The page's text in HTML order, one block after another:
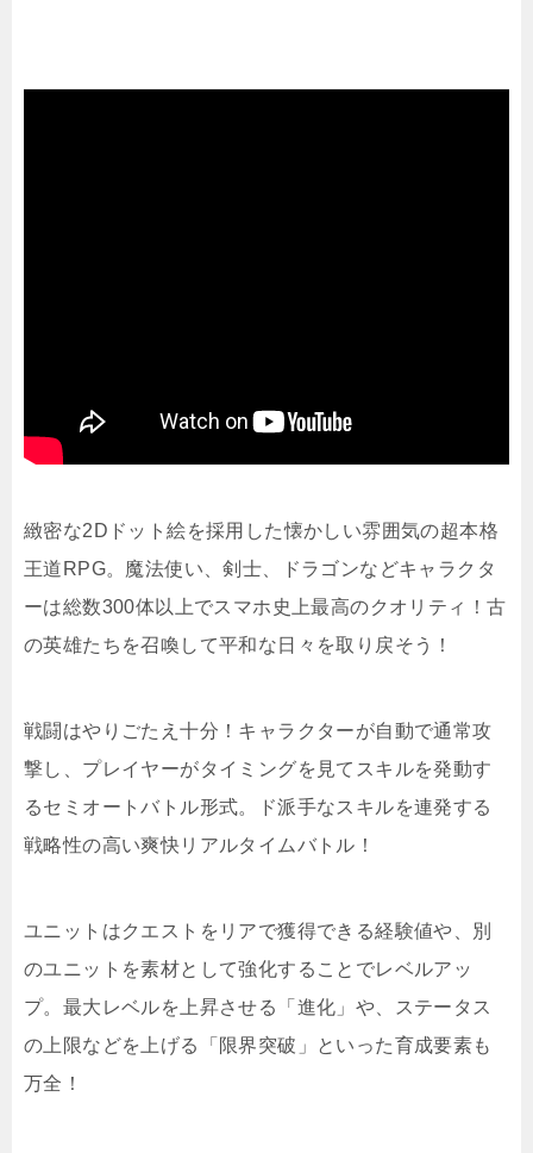
緻密な2Dドット絵を採用した懐かしい雰囲気の超本格
王道RPG。魔法使い、剣士、ドラゴンなどキャラクタ
ーは総数300体以上でスマホ史上最高のクオリティ！古
の英雄たちを召喚して平和な日々を取り戻そう！
戦闘はやりごたえ十分！キャラクターが自動で通常攻
撃し、プレイヤーがタイミングを見てスキルを発動す
るセミオートバトル形式。ド派手なスキルを連発する
戦略性の高い爽快リアルタイムバトル！
ユニットはクエストをリアで獲得できる経験値や、別
のユニットを素材として強化することでレベルアッ
プ。最大レベルを上昇させる「進化」や、ステータス
の上限などを上げる「限界突破」といった育成要素も
万全！